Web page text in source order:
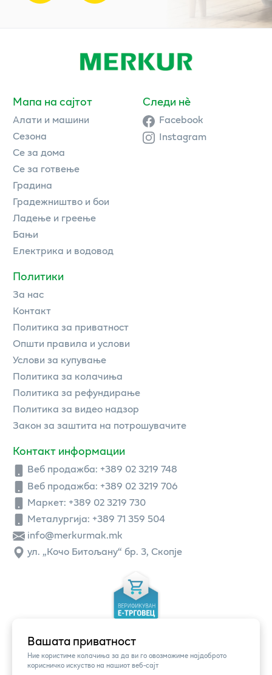
Вашата приватност
Ние користиме колачиња за да ви го овозможиме најдоброто
корисничко искуство на нашиот веб-сајт
Мапа на сајтот
Алати и машини
Сезона
Се за дома
Се за готвење
Градина
Градежништво и бои
Ладење и греење
Бањи
Електрика и водовод
Политики
За нас
Контакт
Политика за приватност
Општи правила и услови
Услови за купување
Политика за колачиња
Политика за рефундирање
Политика за видео надзор
Закон за заштита на потрошувачите
Контакт информации
Веб продажба: +389 02 3219 748
Веб продажба: +389 02 3219 706
Маркет: +389 02 3219 730
Металургија: +389 71 359 504
info@merkurmak.mk
ул. „Кочо Битољану“ бр. 3, Скопје
Следи нè
Facebook
Instagram